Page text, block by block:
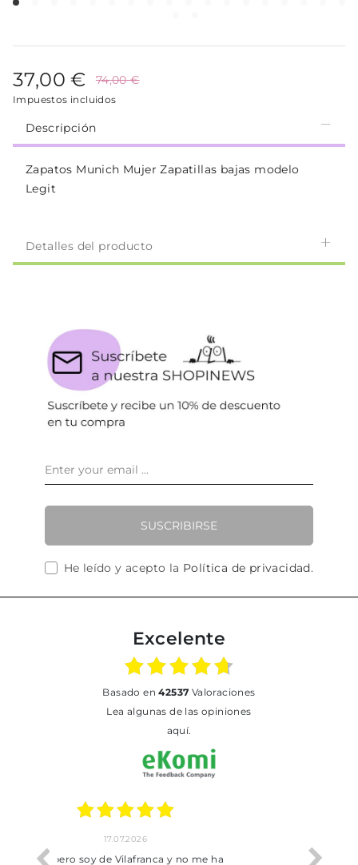
37,00 € 74,00 €
Impuestos incluidos
Descripción
Zapatos Munich Mujer Zapatillas bajas modelo
Legit
Detalles del producto
SUSCRIBIRSE
He leído y acepto la Política de privacidad.
Excelente
basado en42537 Valoraciones
Lea algunas de las opiniones
aquí.
me ha
Todo bien